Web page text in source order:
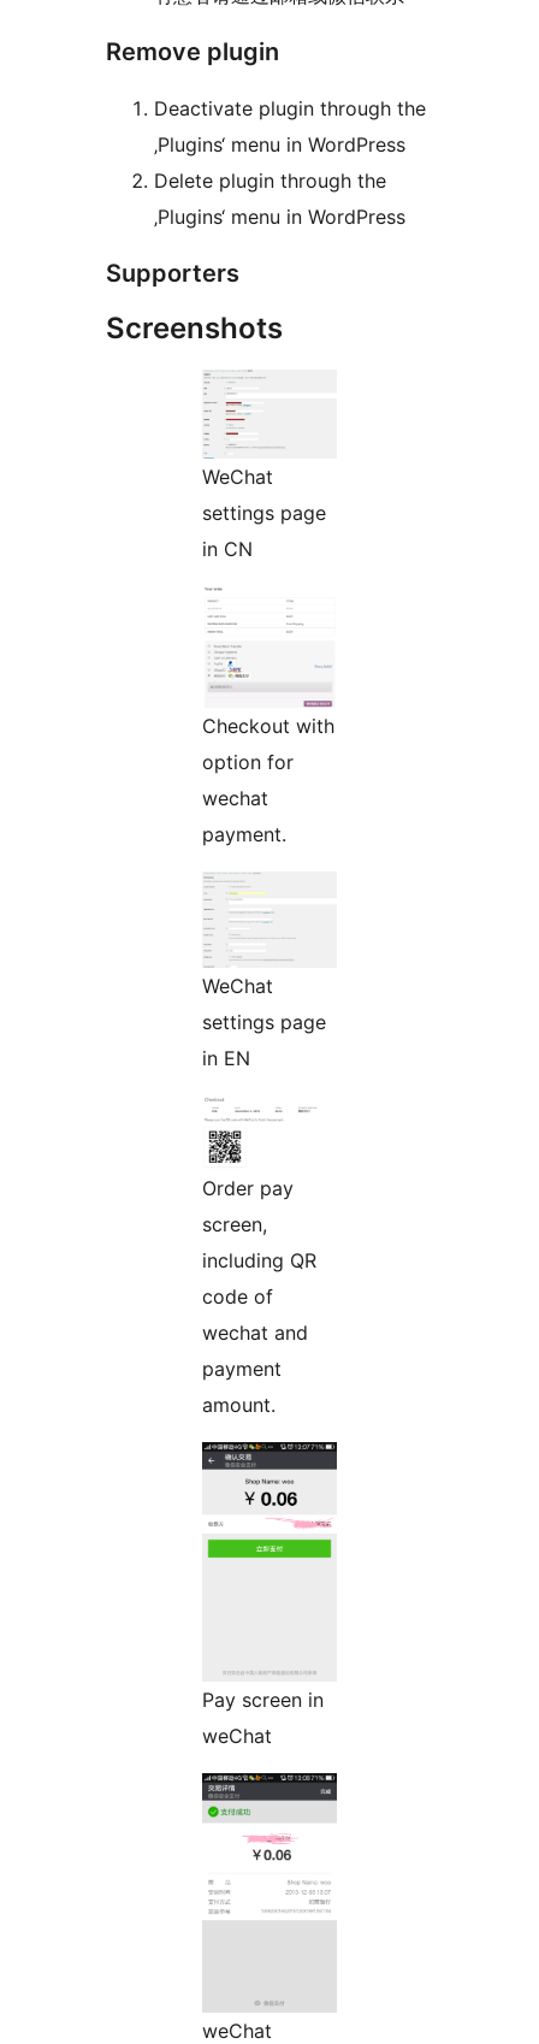
Remove plugin
Deactivate plugin through the
‚Plugins‘ menu in WordPress
Delete plugin through the
‚Plugins‘ menu in WordPress
Supporters
Screenshots
WeChat
settings page
in CN
Checkout with
option for
wechat
payment.
WeChat
settings page
in EN
Order pay
screen,
including QR
code of
wechat and
payment
amount.
Pay screen in
weChat
weChat